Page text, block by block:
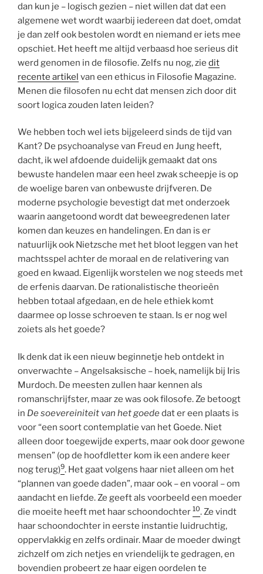
dan kun je – logisch gezien – niet willen dat dat een
algemene wet wordt waarbij iedereen dat doet, omdat
je dan zelf ook bestolen wordt en niemand er iets mee
opschiet. Het heeft me altijd verbaasd hoe serieus dit
werd genomen in de filosofie. Zelfs nu nog, zie dit
recente artikel van een ethicus in Filosofie Magazine.
Menen die filosofen nu echt dat mensen zich door dit
soort logica zouden laten leiden?
We hebben toch wel iets bijgeleerd sinds de tijd van
Kant? De psychoanalyse van Freud en Jung heeft,
dacht, ik wel afdoende duidelijk gemaakt dat ons
bewuste handelen maar een heel zwak scheepje is op
de woelige baren van onbewuste drijfveren. De
moderne psychologie bevestigt dat met onderzoek
waarin aangetoond wordt dat beweegredenen later
komen dan keuzes en handelingen. En dan is er
natuurlijk ook Nietzsche met het bloot leggen van het
machtsspel achter de moraal en de relativering van
goed en kwaad. Eigenlijk worstelen we nog steeds met
de erfenis daarvan. De rationalistische theorieën
hebben totaal afgedaan, en de hele ethiek komt
daarmee op losse schroeven te staan. Is er nog wel
zoiets als het goede?
Ik denk dat ik een nieuw beginnetje heb ontdekt in
onverwachte – Angelsaksische – hoek, namelijk bij Iris
Murdoch. De meesten zullen haar kennen als
romanschrijfster, maar ze was ook filosofe. Ze betoogt
in De soevereiniteit van het goededat er een plaats is
voor “een soort contemplatie van het Goede. Niet
alleen door toegewijde experts, maar ook door gewone
mensen” (op de hoofdletter kom ik een andere keer
nog terug)9. Het gaat volgens haar niet alleen om het
“plannen van goede daden”, maar ook – en vooral – om
aandacht en liefde. Ze geeft als voorbeeld een moeder
die moeite heeft met haar schoondochter 10. Ze vindt
haar schoondochter in eerste instantie luidruchtig,
oppervlakkig en zelfs ordinair. Maar de moeder dwingt
zichzelf om zich netjes en vriendelijk te gedragen, en
bovendien probeert ze haar eigen oordelen te